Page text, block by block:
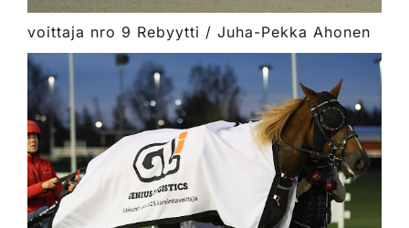
voittaja nro 9 Rebyytti / Juha-Pekka Ahonen